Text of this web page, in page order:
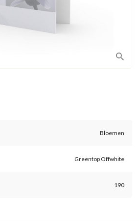
Bloemen
Greentop Offwhite
190